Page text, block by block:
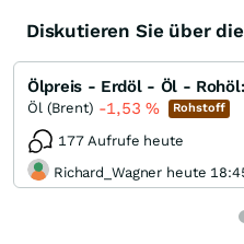
Diskutieren Sie über
Öl (Brent) -1,53 % Rohstoff
177 Aufrufe heute
Richard_Wagner heute